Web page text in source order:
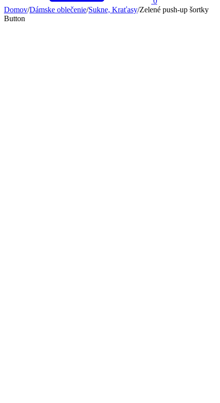
Domov/Dámske oblečenie/Sukne, Kraťasy/Zelené push-up šortky
Button